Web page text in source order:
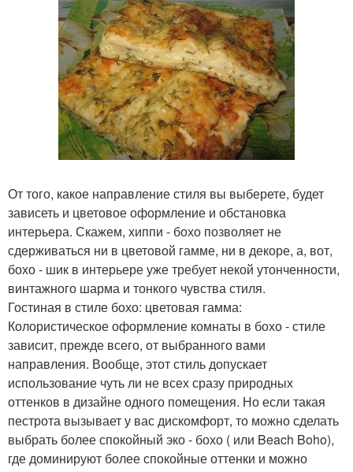
От того, какое направление стиля вы выберете, будет
зависеть и цветовое оформление и обстановка
интерьера. Скажем, хиппи - бохо позволяет не
сдерживаться ни в цветовой гамме, ни в декоре, а, вот,
бохо - шик в интерьере уже требует некой утонченности,
винтажного шарма и тонкого чувства стиля.
Гостиная в стиле бохо: цветовая гамма:
Колористическое оформление комнаты в бохо - стиле
зависит, прежде всего, от выбранного вами
направления. Вообще, этот стиль допускает
использование чуть ли не всех сразу природных
оттенков в дизайне одного помещения. Но если такая
пестрота вызывает у вас дискомфорт, то можно сделать
выбрать более спокойный эко - бохо ( или Beach Boho),
где доминируют более спокойные оттенки и можно